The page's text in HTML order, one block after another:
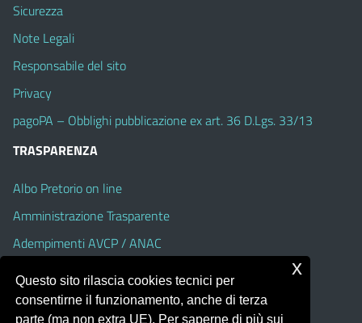
Sicurezza
Note Legali
Responsabile del sito
Privacy
pagoPA – Obblighi pubblicazione ex art. 36 D.Lgs. 33/13
TRASPARENZA
Albo Pretorio on line
Amministrazione Trasparente
Adempimenti AVCP / ANAC
Accesso Civico
Dichiarazione di accessibilità
Questo sito rilascia cookies tecnici per
consentirne il funzionamento, anche di terza
parte (ma non extra UE). Per saperne di più sui
x